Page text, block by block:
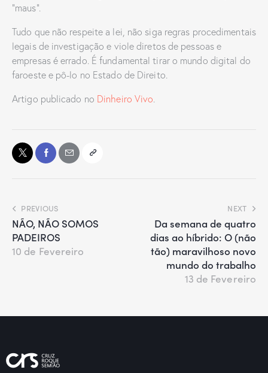
“maus”.
Tudo que não respeite a lei, não siga regras procedimentais
legais de investigação e viole diretos de pessoas e
empresas é errado. É fundamental tirar o mundo digital do
faroeste e pô-lo no Estado de Direito.
Artigo publicado no Dinheiro Vivo
PREVIOUS
NÃO, NÃO SOMOS
PADEIROS
10 de Fevereiro
NEXT
Da semana de quatro
dias ao híbrido: O (não
tão) maravilhoso novo
mundo do trabalho
13 de Fevereiro